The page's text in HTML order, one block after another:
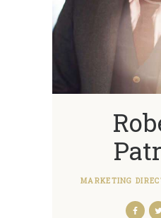
MARKETING